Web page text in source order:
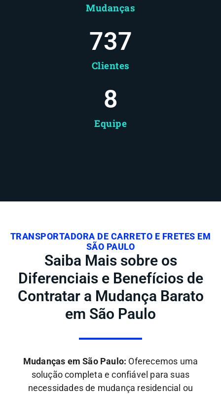
Mudanças
Clientes
737
Equipe
8
TRANSPORTADORA DE CARRETO E FRETES EM
SÃO PAULO
Saiba Mais sobre os
Diferenciais e Benefícios de
Contratar a Mudança Barato
em São Paulo
Mudanças em São Paulo: Oferecemos uma
solução completa e confiável para suas
necessidades de mudança residencial ou